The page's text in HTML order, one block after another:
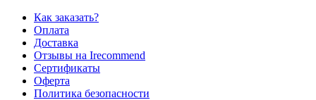
Как заказать?
Оплата
Доставка
Отзывы на Irecommend
Сертификаты
Оферта
Политика безопасности